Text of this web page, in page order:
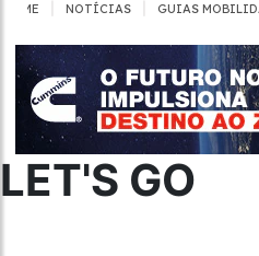
HOME NOTÍCIAS GUIAS
LET'S GO